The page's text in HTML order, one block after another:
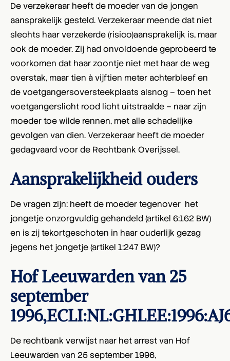
De verzekeraar heeft de moeder van de jongen
aansprakelijk gesteld. Verzekeraar meende dat niet
slechts haar verzekerde (risico)aansprakelijk is, maar
ook de moeder. Zij had onvoldoende geprobeerd te
voorkomen dat haar zoontje niet met haar de weg
overstak, maar tien à vijftien meter achterbleef en
de voetgangersoversteekplaats alsnog – toen het
voetgangerslicht rood licht uitstraalde – naar zijn
moeder toe wilde rennen, met alle schadelijke
gevolgen van dien. Verzekeraar heeft de moeder
gedagvaard voor de Rechtbank Overijssel.
Aansprakelijkheid ouders
De vragen zijn: heeft de moeder tegenover het
jongetje onzorgvuldig gehandeld (artikel 6:162 BW)
en is zij tekortgeschoten in haar ouderlijk gezag
jegens het jongetje (artikel 1:247 BW)?
Hof Leeuwarden van 25
september
De rechtbank verwijst naar het arrest van Hof
Leeuwarden van 25 september 1996,